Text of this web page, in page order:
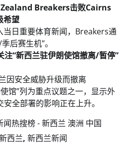
Breakers击败Cairns
希望
当日重要体育新闻，Breakers通
后赛生机”。
注“新西兰驻伊朗使馆撤离/暂停”
因安全威胁升级而撤离
馆”列为重点议题之一，显示外
全部署的影响正在上升。
闻热搜榜 - 新西兰 澳洲 中国
西兰, 新西兰新闻